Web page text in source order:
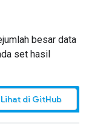
besar data
set hasil
Lihat di GitHub